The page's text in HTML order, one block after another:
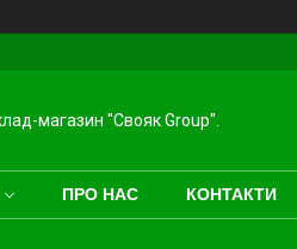
магазин "Свояк Group".
ПРО НАС КОНТАКТИ